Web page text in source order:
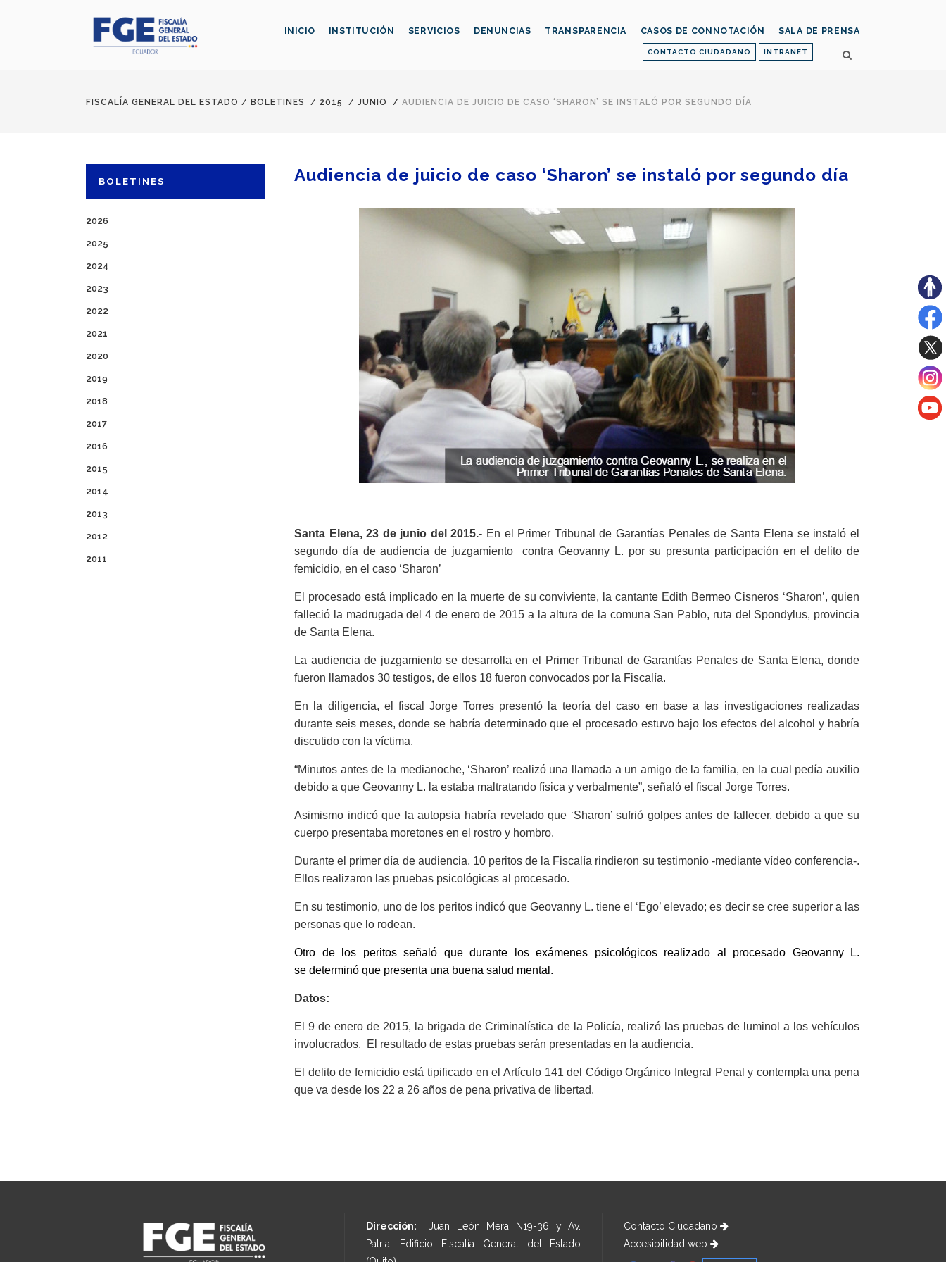
CONTACTO CIUDADANO INTRANET
INICIO INSTITUCIÓN SERVICIOS DENUNCIAS TRANSPARENCIA CASOS DE CONNOTACIÓN SALA DE PRENSA
FISCALÍA GENERAL DEL ESTADO / BOLETINES / 2015 / JUNIO / AUDIENCIA DE JUICIO DE CASO ‘SHARON’ SE INSTALÓ POR SEGUNDO DÍA
BOLETINES
2026
2025
2024
2023
2022
2021
2020
2019
2018
2017
2016
2015
2014
2013
2012
2011
Audiencia de juicio de caso ‘Sharon’ se instaló por segundo día
Santa Elena, 23 de junio del 2015.- En el Primer Tribunal de Garantías Penales de Santa Elena se instaló el
segundo día de audiencia de juzgamiento contra Geovanny L. por su presunta participación en el delito de
femicidio, en el caso ‘Sharon’
El procesado está implicado en la muerte de su conviviente, la cantante Edith Bermeo Cisneros ‘Sharon’, quien
falleció la madrugada del 4 de enero de 2015 a la altura de la comuna San Pablo, ruta del Spondylus, provincia
de Santa Elena.
La audiencia de juzgamiento se desarrolla en el Primer Tribunal de Garantías Penales de Santa Elena, donde
fueron llamados 30 testigos, de ellos 18 fueron convocados por la Fiscalía.
En la diligencia, el fiscal Jorge Torres presentó la teoría del caso en base a las investigaciones realizadas
durante seis meses, donde se habría determinado que el procesado estuvo bajo los efectos del alcohol y habría
discutido con la víctima.
“Minutos antes de la medianoche, ‘Sharon’ realizó una llamada a un amigo de la familia, en la cual pedía auxilio
debido a que Geovanny L. la estaba maltratando física y verbalmente”, señaló el fiscal Jorge Torres.
Asimismo indicó que la autopsia habría revelado que ‘Sharon’ sufrió golpes antes de fallecer, debido a que su
cuerpo presentaba moretones en el rostro y hombro.
Durante el primer día de audiencia, 10 peritos de la Fiscalía rindieron su testimonio -mediante vídeo conferencia-.
Ellos realizaron las pruebas psicológicas al procesado.
En su testimonio, uno de los peritos indicó que Geovanny L. tiene el ‘Ego’ elevado; es decir se cree superior a las
personas que lo rodean.
Otro de los peritos señaló que durante los exámenes psicológicos realizado al procesado Geovanny L.
se determinó que presenta una buena salud mental.
Datos:
El 9 de enero de 2015, la brigada de Criminalística de la Policía, realizó las pruebas de luminol a los vehículos
involucrados. El resultado de estas pruebas serán presentadas en la audiencia.
El delito de femicidio está tipificado en el Artículo 141 del Código Orgánico Integral Penal y contempla una pena
que va desde los 22 a 26 años de pena privativa de libertad.
Dirección: Juan León Mera N19-36 y Av.
Patria, Edificio Fiscalía General del Estado
Contacto Ciudadano
Accesibilidad web